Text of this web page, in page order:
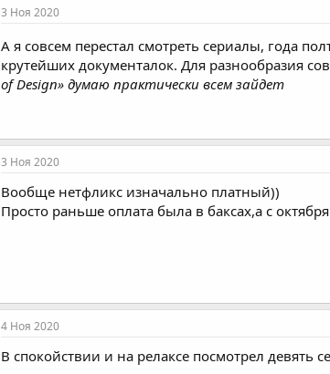
3 Ноя 2020
А я совсем перестал смотреть сериалы, года
крутейших документалок. Для разнообразия
of Design» думаю практически всем зайдет
3 Ноя 2020
Вообще нетфликс изначально платный))
Просто раньше оплата была в баксах,а с
4 Ноя 2020
В спокойствии и на релаксе посмотрел девять